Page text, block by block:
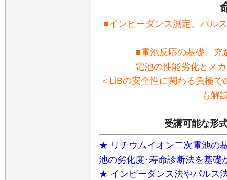
■インピーダンス測定、パル
■電池反応の基礎、充
電池の性能劣化とメ
＜LiBの安全性に関わる負極
も解
受講可能な形
★ リチウムイオン二次電池の
池の劣化度･寿命診断法を基礎
★ インピーダンス法やパルス